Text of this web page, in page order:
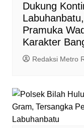
Dukung
Pramuka
Karakter
Redaksi Metro